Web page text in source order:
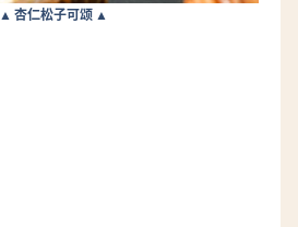
▲ 杏仁松子可颂 ▲